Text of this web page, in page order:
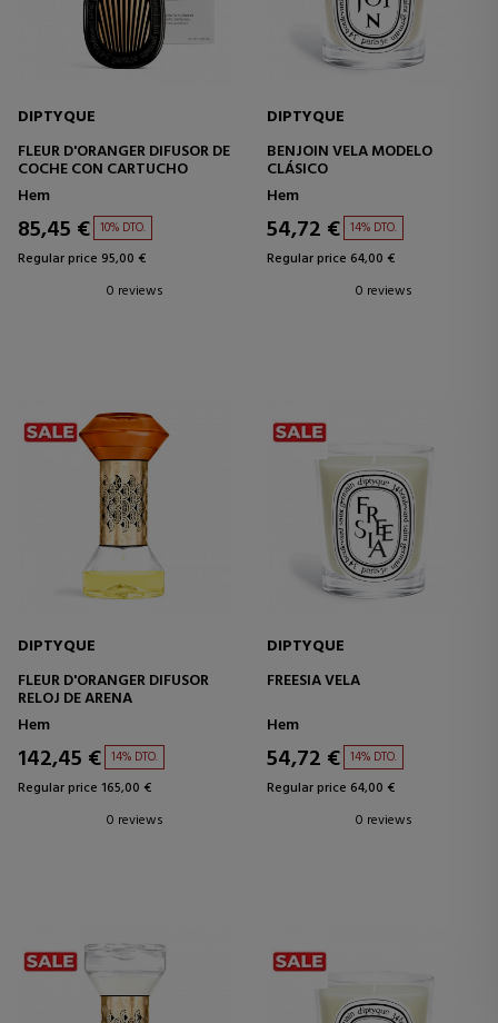
DIPTYQUE
FLEUR D'ORANGER DIFUSOR DE
COCHE CON CARTUCHO
Hem
85,45 € 10% DTO.
Regular price 95,00 €
0 reviews
DIPTYQUE
BENJOIN VELA MODELO
CLÁSICO
Hem
54,72 € 14% DTO.
Regular price 64,00 €
0 reviews
DIPTYQUE
FLEUR D'ORANGER DIFUSOR
RELOJ DE ARENA
Hem
142,45 € 14% DTO.
Regular price 165,00 €
0 reviews
DIPTYQUE
FREESIA VELA
Hem
54,72 € 14% DTO.
Regular price 64,00 €
0 reviews